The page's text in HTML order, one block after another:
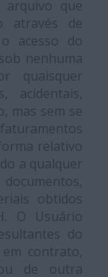
que
através de
acesso do
nenhuma
quaisquer
acidentais,
mas sem se
relativo
a qualquer
obtidos
O Usuário
do
contrato,
de outra